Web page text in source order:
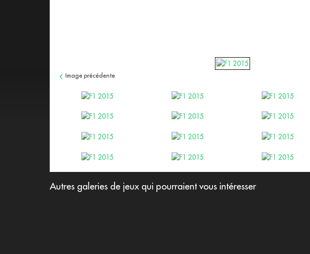
Image précédente
Autres galeries de jeux qui pourraient vous intéresser